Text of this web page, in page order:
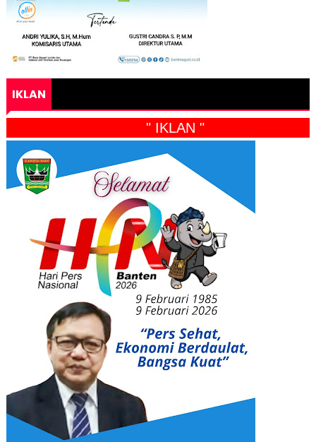
IKLAN
" IKLAN "